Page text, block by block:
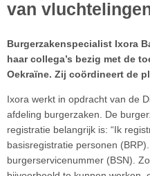
van
Burgerzakenspecialist Ixora
haar collega’s bezig met de
Oekraïne. Zij coördineert de
Ixora werkt in opdracht van de
afdeling burgerzaken. De
registratie belangrijk is: “Ik
basisregistratie personen
burgerservicenummer (BSN).